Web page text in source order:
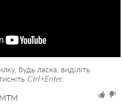
будь ласка, виділіть
Ctrl+Enter.